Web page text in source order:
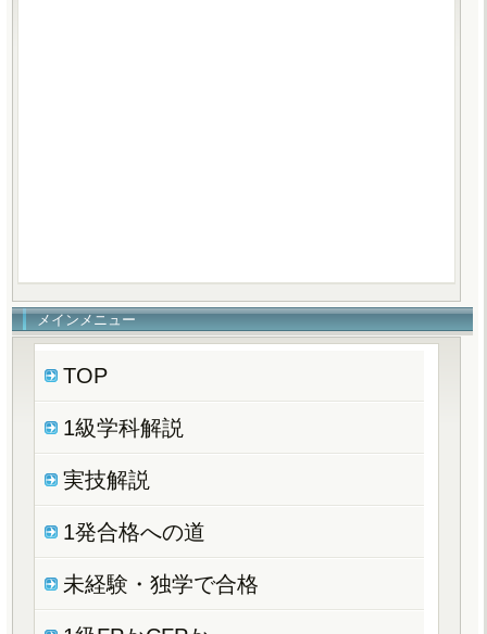
メインメニュー
TOP
1級学科解説
実技解説
1発合格への道
未経験・独学で合格